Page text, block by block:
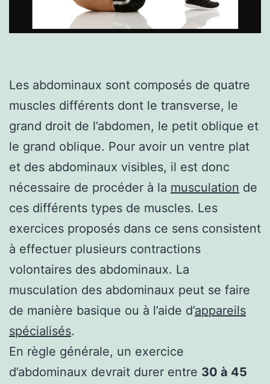
Les abdominaux sont composés de quatre
muscles différents dont le transverse, le
grand droit de l’abdomen, le petit oblique et
le grand oblique. Pour avoir un ventre plat
et des abdominaux visibles, il est donc
nécessaire de procéder à la musculation de
ces différents types de muscles. Les
exercices proposés dans ce sens consistent
à effectuer plusieurs contractions
volontaires des abdominaux. La
musculation des abdominaux peut se faire
de manière basique ou à l’aide d’appareils
spécialisés.
En règle générale, un exercice
d’abdominaux devrait durer entre 30 à 45